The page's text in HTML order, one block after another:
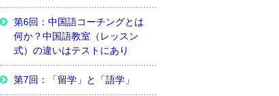
第6回：中国語コーチングとは
何か？中国語教室（レッスン
式）の違いはテストにあり
第7回：「留学」と「語学」